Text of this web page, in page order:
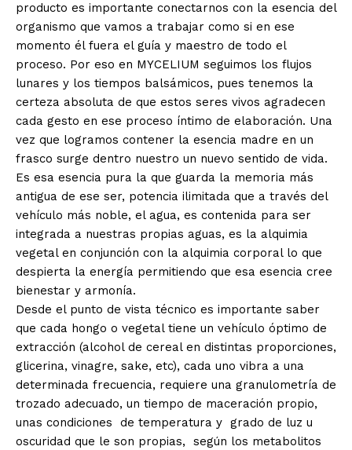
producto es importante conectarnos con la esencia del
organismo que vamos a trabajar como si en ese
momento él fuera el guía y maestro de todo el
proceso. Por eso en MYCELIUM seguimos los flujos
lunares y los tiempos balsámicos, pues tenemos la
certeza absoluta de que estos seres vivos agradecen
cada gesto en ese proceso íntimo de elaboración. Una
vez que logramos contener la esencia madre en un
frasco surge dentro nuestro un nuevo sentido de vida.
Es esa esencia pura la que guarda la memoria más
antigua de ese ser, potencia ilimitada que a través del
vehículo más noble, el agua, es contenida para ser
integrada a nuestras propias aguas, es la alquimia
vegetal en conjunción con la alquimia corporal lo que
despierta la energía permitiendo que esa esencia cree
bienestar y armonía.
Desde el punto de vista técnico es importante saber
que cada hongo o vegetal tiene un vehículo óptimo de
extracción (alcohol de cereal en distintas proporciones,
glicerina, vinagre, sake, etc), cada uno vibra a una
determinada frecuencia, requiere una granulometría de
trozado adecuado, un tiempo de maceración propio,
unas condiciones de temperatura y grado de luz u
oscuridad que le son propias, según los metabolitos